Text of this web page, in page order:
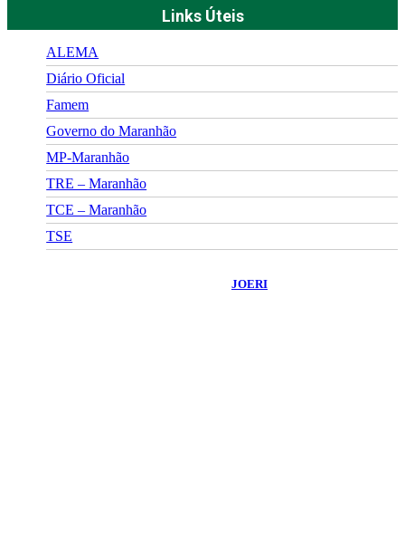
Links Úteis
ALEMA
Diário Oficial
Famem
Governo do Maranhão
MP-Maranhão
TRE – Maranhão
TCE – Maranhão
TSE
JOERI